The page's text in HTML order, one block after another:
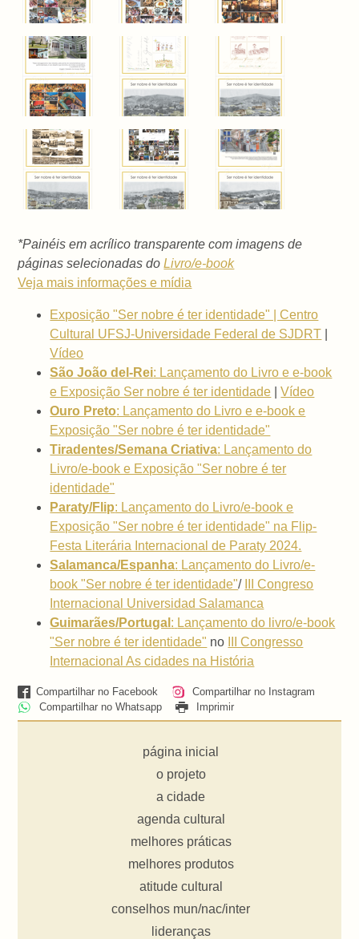
*Painéis em acrílico transparente com imagens de
páginas selecionadas doLivro/e-book
Veja mais informações e mídia
Exposição "Ser nobre é ter identidade" | Centro
Cultural UFSJ-Universidade Federal de SJDRT
Vídeo
São João del-Rei: Lançamento do Livro e e-book
e Exposição Ser nobre é ter identidade |Vídeo
Ouro Preto: Lançamento do Livro e e-book e
Exposição "Ser nobre é ter identidade"
Tiradentes/Semana Criativa: Lançamento do
Livro/e-book e Exposição "Ser nobre é ter
identidade"
Paraty/Flip: Lançamento do Livro/e-book e
Exposição "Ser nobre é ter identidade" na Flip-
Festa Literária Internacional de Paraty 2024.
Salamanca/Espanha: Lançamento do Livro/e-
book "Ser nobre é ter identidade"/
III Congreso
Internacional Universidad Salamanca
Guimarães/Portugal : Lançamento do livro/e-book
"Ser nobre é ter identidade" no
III Congresso
Internacional As cidades na História
Compartilhar no Facebook
Compartilhar no Instagram
Compartilhar no Whatsapp
Imprimir
página inicial
o projeto
a cidade
agenda cultural
melhores práticas
melhores produtos
atitude cultural
conselhos mun/nac/inter
lideranças